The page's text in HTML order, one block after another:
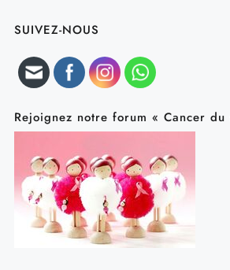
SUIVEZ-NOUS
Rejoignez notre forum « Cancer du